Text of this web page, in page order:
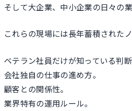
そして大企業、中小企業の日々の業
これらの現場には長年蓄積された
ベテラン社員だけが知っている判断
会社独自の仕事の進め方。
顧客との関係性。
業界特有の運用ルール。